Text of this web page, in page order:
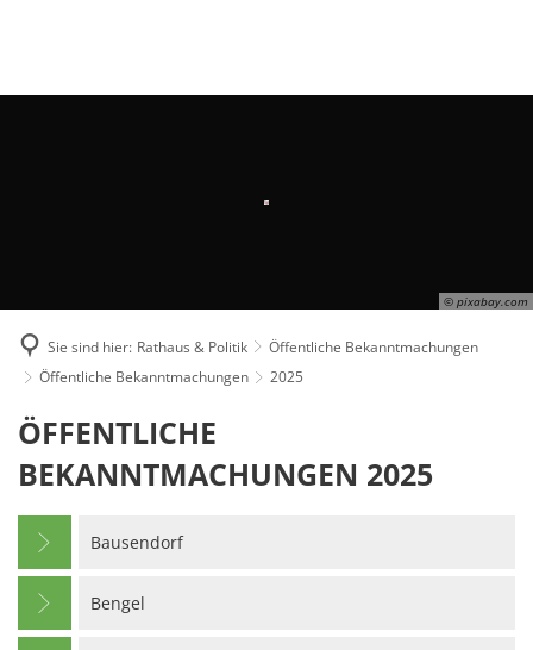
© pixabay.com
Sie sind hier: Rathaus & Politik
Öffentliche Bekanntmachungen
Öffentliche Bekanntmachungen
2025
2025
ÖFFENTLICHE
BEKANNTMACHUNGEN 2025
Bausendorf
Bengel